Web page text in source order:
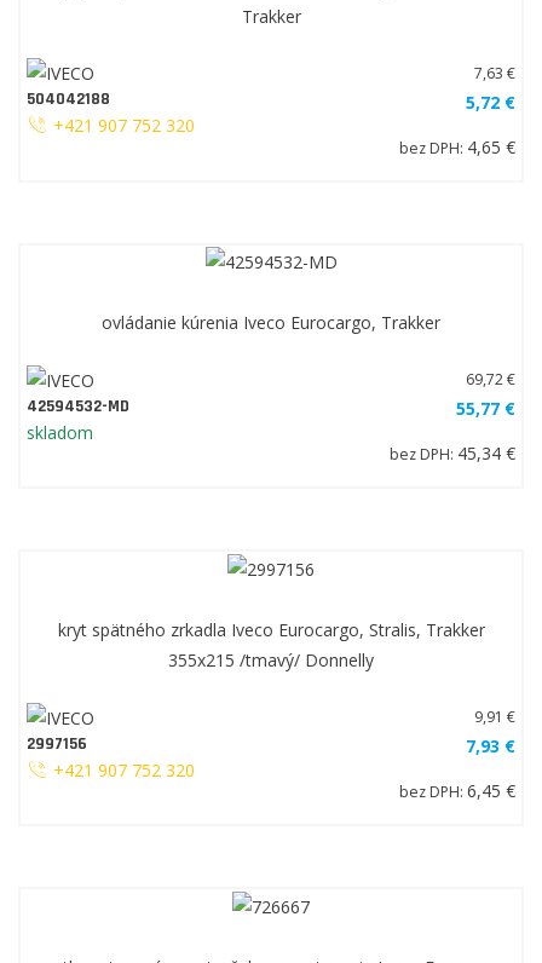
Trakker
504042188
+421 907 752 320
7,63 €
5,72 €
bez DPH: 4,65 €
ovládanie kúrenia Iveco Eurocargo, Trakker
42594532-MD
skladom
69,72 €
55,77 €
bez DPH: 45,34 €
kryt spätného zrkadla Iveco Eurocargo, Stralis, Trakker
355x215 /tmavý/ Donnelly
2997156
+421 907 752 320
9,91 €
7,93 €
bez DPH: 6,45 €